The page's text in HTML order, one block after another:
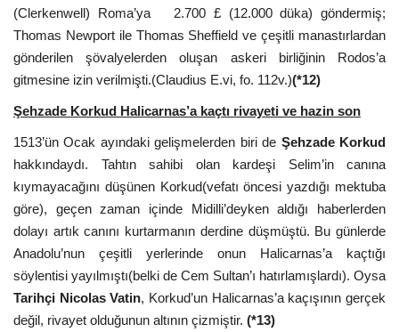
(Clerkenwell) Roma’ya 2.700 £ (12.000 düka) göndermiş;
Thomas Newport ile Thomas Sheffield ve çeşitli manastırlardan
gönderilen şövalyelerden oluşan askeri birliğinin Rodos’a
gitmesine izin verilmişti.(Claudius E.vi, fo. 112v.)(*12)
Şehzade Korkud Halicarnas’a kaçtı rivayeti ve hazin son
1513’ün Ocak ayındaki gelişmelerden biri de Şehzade Korkud
hakkındaydı. Tahtın sahibi olan kardeşi Selim’in canına
kıymayacağını düşünen Korkud(vefatı öncesi yazdığı mektuba
göre), geçen zaman içinde Midilli’deyken aldığı haberlerden
dolayı artık canını kurtarmanın derdine düşmüştü. Bu günlerde
Anadolu’nun çeşitli yerlerinde onun Halicarnas’a kaçtığı
söylentisi yayılmıştı(belki de Cem Sultan’ı hatırlamışlardı). Oysa
Tarihçi Nicolas Vatin, Korkud’un Halicarnas’a kaçışının gerçek
değil, rivayet olduğunun altının çizmiştir. (*13)